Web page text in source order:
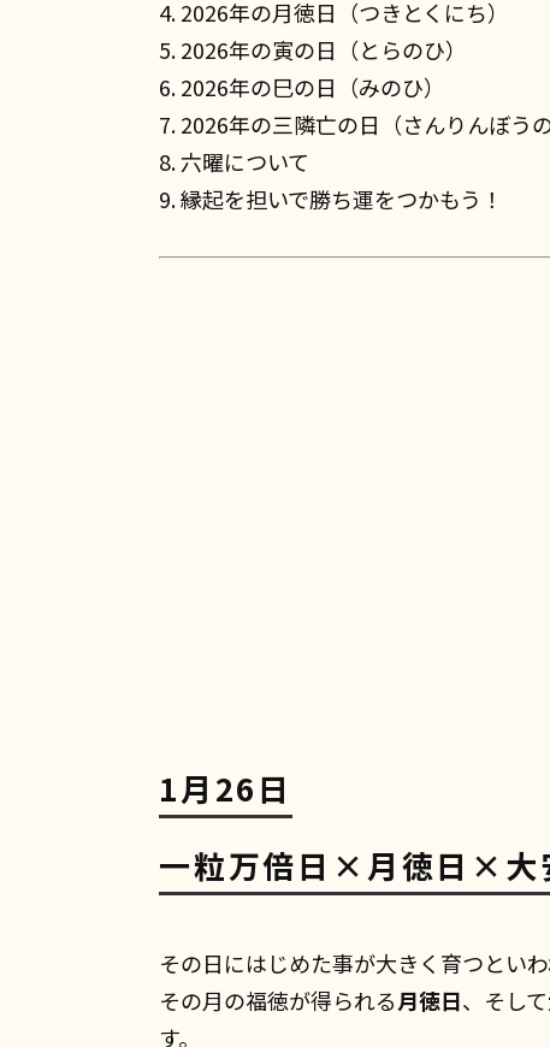
4. 2026年の月徳日（つきとくにち）
5. 2026年の寅の日（とらのひ）
6. 2026年の巳の日（みのひ）
7. 2026年の三隣亡の日（さんりんぼう
8. 六曜について
9. 縁起を担いで勝ち運をつかもう！
1月26日
一粒万倍日×月徳日×大
その日にはじめた事が大きく育つとい
その月の福徳が得られる月徳日、そして
す。